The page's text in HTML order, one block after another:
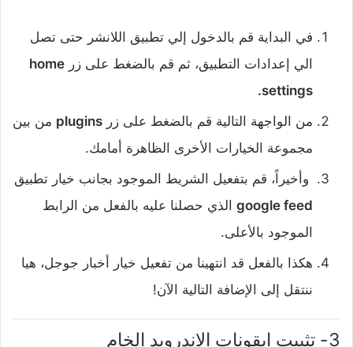
‌في البداية قم بالدخول إلي تطبيق اللانشر حتى تصل
الي إعدادات التطبيق، ثم قم بالضغط على زر home
settings.
‌من الواجهة التالية قم بالضغط على زر plugins من بين
مجموعة الخيارات الأخرى الظاهرة أمامك.
‌ وأخيراً، قم بتفعيل الشريط الموجود بجانب خيار تطبيق
google feed الذي حصلنا عليه بالفعل من الرابط
الموجود بالأعلى.
‌هكذا بالفعل قد انتهينا من تفعيل خيار أخبار جوجل، هيا
ننتقل إلى الإضافة التالية الآن!
3- تثبيت ايقونات الاندرويد الخام